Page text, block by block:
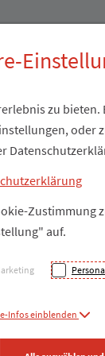
zu
oder
Zustimmung
auf.
Infos einblenden